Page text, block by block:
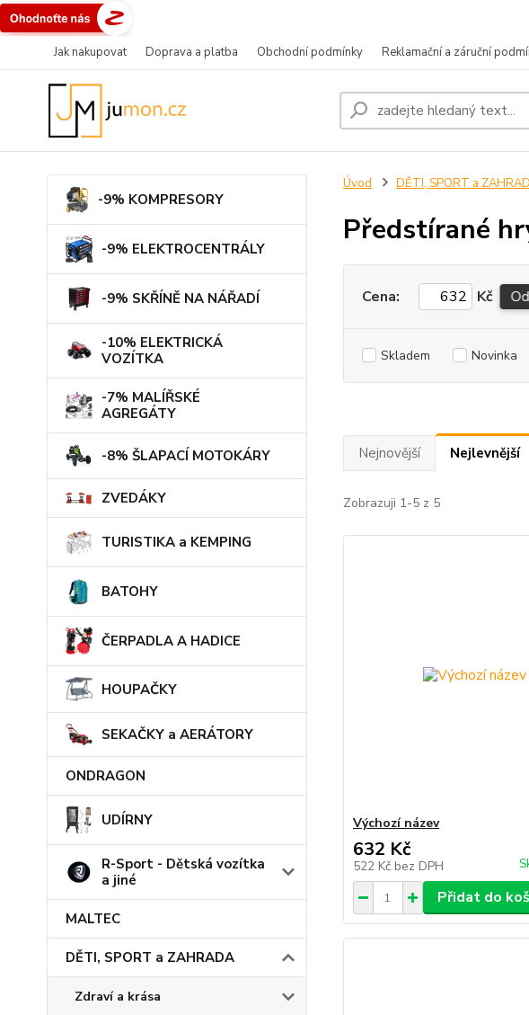
Jak nakupovat Doprava a platba Obchodní podmínky Reklamační a záruční
-9% KOMPRESORY
-9% ELEKTROCENTRÁLY
-9% SKŘÍNĚ NA NÁŘADÍ
-10% ELEKTRICKÁ
VOZÍTKA
-7% MALÍŘSKÉ
AGREGÁTY
-8% ŠLAPACÍ MOTOKÁRY
ZVEDÁKY
TURISTIKA a KEMPING
BATOHY
ČERPADLA A HADICE
HOUPAČKY
SEKAČKY a AERÁTORY
ONDRAGON
UDÍRNY
R-Sport - Dětská vozítka
a jiné
MALTEC
DĚTI, SPORT a ZAHRADA
Zdraví a krása
Úvod DĚTI, SPORT a
Předstírané
Cena: Kč Od
Skladem Novinka
Nejnovější Nejlevnější
Zobrazuji 1-5 z 5
Výchozí název
632 Kč
522 Kč bez DPH
Přidat do